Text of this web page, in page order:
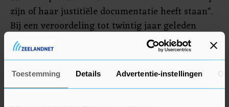
Toestemming Details Advertentie-instellingen
zijn of haar justitiële documentatie heeft staan".
Bij een veroordeling tot twintig jaar geleden
wordt een VOG in beginsel geweigerd en volgt
nader onderzoek. De nieuwe regels gaan gelden
voor sommige functies en delicten. Welke dat
precies zijn, wordt nader uitgewerkt. Het gaat